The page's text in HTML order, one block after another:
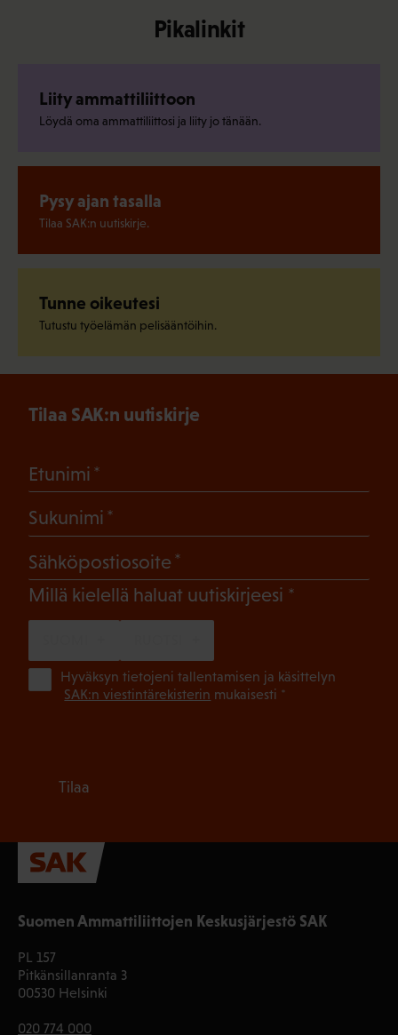
Pikalinkit
Liity ammattiliittoon
Löydä oma ammattiliittosi ja liity jo tänään.
Pysy ajan tasalla
Tilaa SAK:n uutiskirje.
Tunne oikeutesi
Tutustu työelämän pelisääntöihin.
Suomen Ammattiliittojen Keskusjärjestö SAK
PL 157
Pitkänsillanranta 3
00530 Helsinki
020 774 000
Tilaa SAK:n uutiskirje
Etunimi
Sukunimi
Sähköpostiosoite
Millä kielellä haluat uutiskirjeesi (Pakollinen)
Hyväksyn tietojeni tallentamisen ja käsittelyn
SAK:n viestintärekisterin mukaisesti *
Tilaa